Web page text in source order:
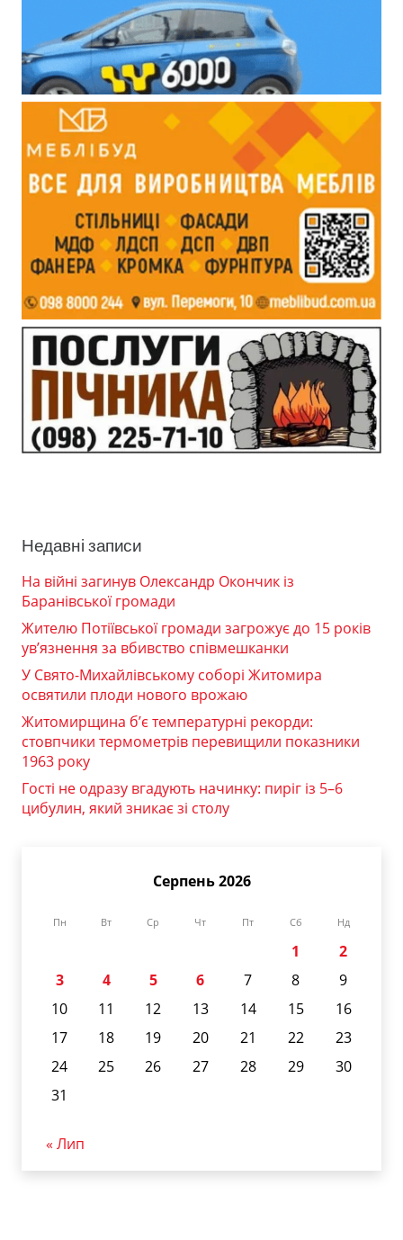
Недавні записи
На війні загинув Олександр Окончик із
Баранівської громади
Жителю Потіївської громади загрожує до 15 років
ув’язнення за вбивство співмешканки
У Свято-Михайлівському соборі Житомира
освятили плоди нового врожаю
Житомирщина б’є температурні рекорди:
стовпчики термометрів перевищили показники
1963 року
Гості не одразу вгадують начинку: пиріг із 5–6
цибулин, який зникає зі столу
Серпень 2026
Пн Вт Ср Чт Пт Сб Нд
1
2
3
4 5 6 7 8
9
10
11 12 13 14 15
16
17
18 19 20 21 22
23
24
25 26 27 28 29
30
31
« Лип